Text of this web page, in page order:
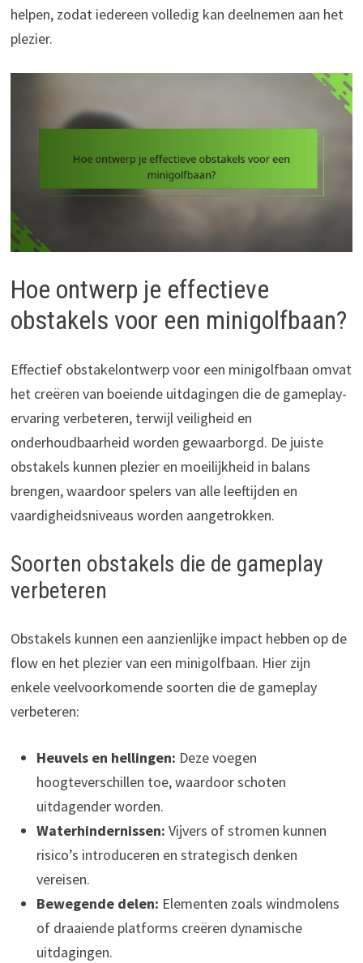
helpen, zodat iedereen volledig kan deelnemen aan het
plezier.
Hoe ontwerp je effectieve
obstakels voor een minigolfbaan?
Effectief obstakelontwerp voor een minigolfbaan omvat
het creëren van boeiende uitdagingen die de gameplay-
ervaring verbeteren, terwijl veiligheid en
onderhoudbaarheid worden gewaarborgd. De juiste
obstakels kunnen plezier en moeilijkheid in balans
brengen, waardoor spelers van alle leeftijden en
vaardigheidsniveaus worden aangetrokken.
Soorten obstakels die de gameplay
verbeteren
Obstakels kunnen een aanzienlijke impact hebben op de
flow en het plezier van een minigolfbaan. Hier zijn
enkele veelvoorkomende soorten die de gameplay
verbeteren:
Heuvels en hellingen: Deze voegen
hoogteverschillen toe, waardoor schoten
uitdagender worden.
Waterhindernissen: Vijvers of stromen kunnen
risico’s introduceren en strategisch denken
vereisen.
Bewegende delen: Elementen zoals windmolens
of draaiende platforms creëren dynamische
uitdagingen.